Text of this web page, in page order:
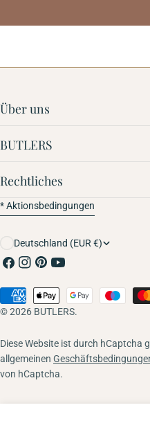
Über uns
BUTLERS
Rechtliches
* Aktionsbedingungen
Land/Region
Deutschland (EUR €)
Facebook
Instagram
PinterestYouTube
© 2026 BUTLERS.
Zahlungsmethoden
Diese Website ist durch hCaptcha
allgemeinen
von hCaptcha.